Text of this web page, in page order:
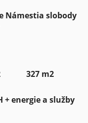
Námestia slobody
327 m2
+ energie a služby